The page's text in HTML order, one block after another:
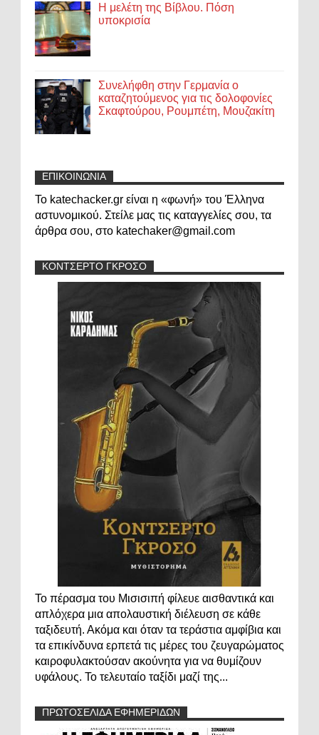
Η μελέτη της Βίβλου. Πόση
υποκρισία
Συνελήφθη στην Γερμανία ο
καταζητούμενος για τις δολοφονίες
Σκαφτούρου, Ρουμπέτη, Μουζακίτη
ΕΠΙΚΟΙΝΩΝΙΑ
Το katechacker.gr είναι η «φωνή» του Έλληνα
αστυνομικού. Στείλε μας τις καταγγελίες σου, τα
άρθρα σου, στο katechaker@gmail.com
ΚΟΝΤΣΕΡΤΟ ΓΚΡΟΣΟ
Το πέρασμα του Μισισιπή φίλευε αισθαντικά και
απλόχερα μια απολαυστική διέλευση σε κάθε
ταξιδευτή. Ακόμα και όταν τα τεράστια αμφίβια και
τα επικίνδυνα ερπετά τις μέρες του ζευγαρώματος
καιροφυλακτούσαν ακούνητα για να θυμίζουν
υφάλους. Το τελευταίο ταξίδι μαζί της...
ΠΡΩΤΟΣΕΛΙΔΑ ΕΦΗΜΕΡΙΔΩΝ